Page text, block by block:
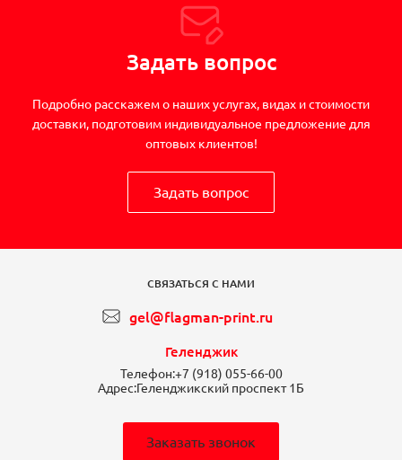
Задать вопрос
Подробно расскажем о наших услугах, видах и стоимости
доставки, подготовим индивидуальное предложение для
оптовых клиентов!
Задать вопрос
СВЯЗАТЬСЯ С НАМИ
gel@flagman-print.ru
Геленджик
Телефон:+7 (918) 055-66-00
Адрес:Геленджикский проспект 1Б
Заказать звонок